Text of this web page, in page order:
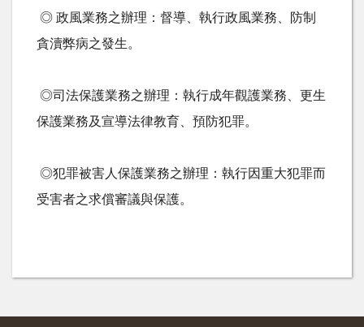
◎ 政風業務之辦理：督導、執行政風業務、防制
貪瀆弊病之發生。
◎司法保護業務之辦理：執行成年觀護業務、更生
保護業務及宣導法律教育、預防犯罪。
◎犯罪被害人保護業務之辦理：執行因重大犯罪而
受害者之求償審議與保護。